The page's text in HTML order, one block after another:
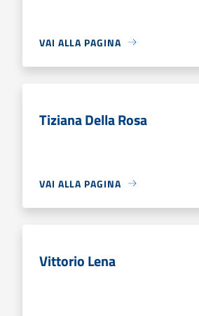
VAI ALLA PAGINA
Tiziana Della Rosa
VAI ALLA PAGINA
Vittorio Lena